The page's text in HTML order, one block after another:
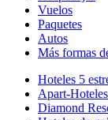
Vuelos
Paquetes
Autos
Más formas
Hoteles 5
Apart-
Diamond